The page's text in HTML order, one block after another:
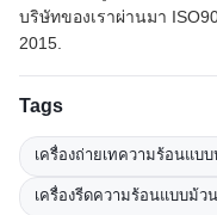
บริษัทของเราผ่านมา
2015.
Tags
เครื่องถ่ายเทความร้อนแบ
เครื่องรีดความร้อนแบบม้ว